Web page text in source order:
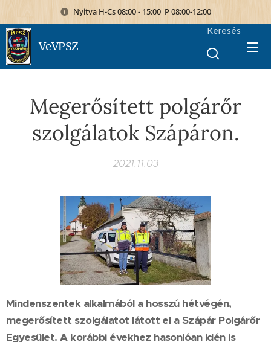
Nyitva H-Cs 08:00 - 15:00 P 08:00-12:00
VeVPSZ
Keresés
Megerősített polgárőr
szolgálatok Szápáron.
2021.11.03
Mindenszentek alkalmából a hosszú hétvégén,
megerősített szolgálatot látott el a Szápár Polgárőr
Egyesület. A korábbi évekhez hasonlóan idén is